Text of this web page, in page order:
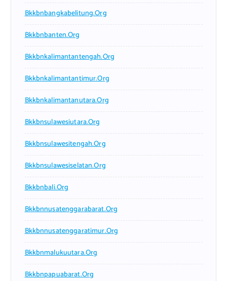
Bkkbnbangkabelitung.org
Bkkbnbanten.org
Bkkbnkalimantantengah.org
Bkkbnkalimantantimur.org
Bkkbnkalimantanutara.org
Bkkbnsulawesiutara.org
Bkkbnsulawesitengah.org
Bkkbnsulawesiselatan.org
Bkkbnbali.org
Bkkbnnusatenggarabarat.org
Bkkbnnusatenggaratimur.org
Bkkbnmalukuutara.org
Bkkbnpapuabarat.org